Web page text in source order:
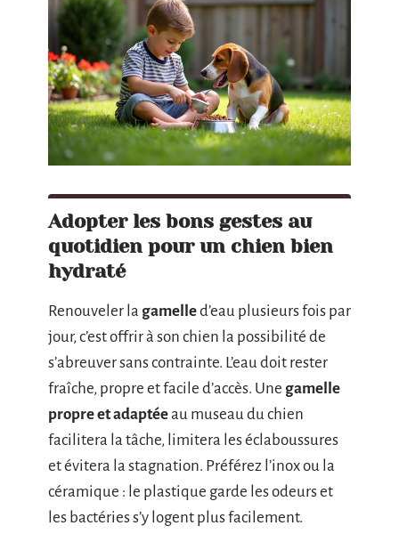
Adopter les bons gestes au
quotidien pour un chien bien
hydraté
Renouveler la gamelled’eau plusieurs fois par
jour, c’est offrir à son chien la possibilité de
s’abreuver sans contrainte. L’eau doit rester
fraîche, propre et facile d’accès. Une gamelle
propre et adaptéeau museau du chien
facilitera la tâche, limitera les éclaboussures
et évitera la stagnation. Préférez l’inox ou la
céramique : le plastique garde les odeurs et
les bactéries s’y logent plus facilement.